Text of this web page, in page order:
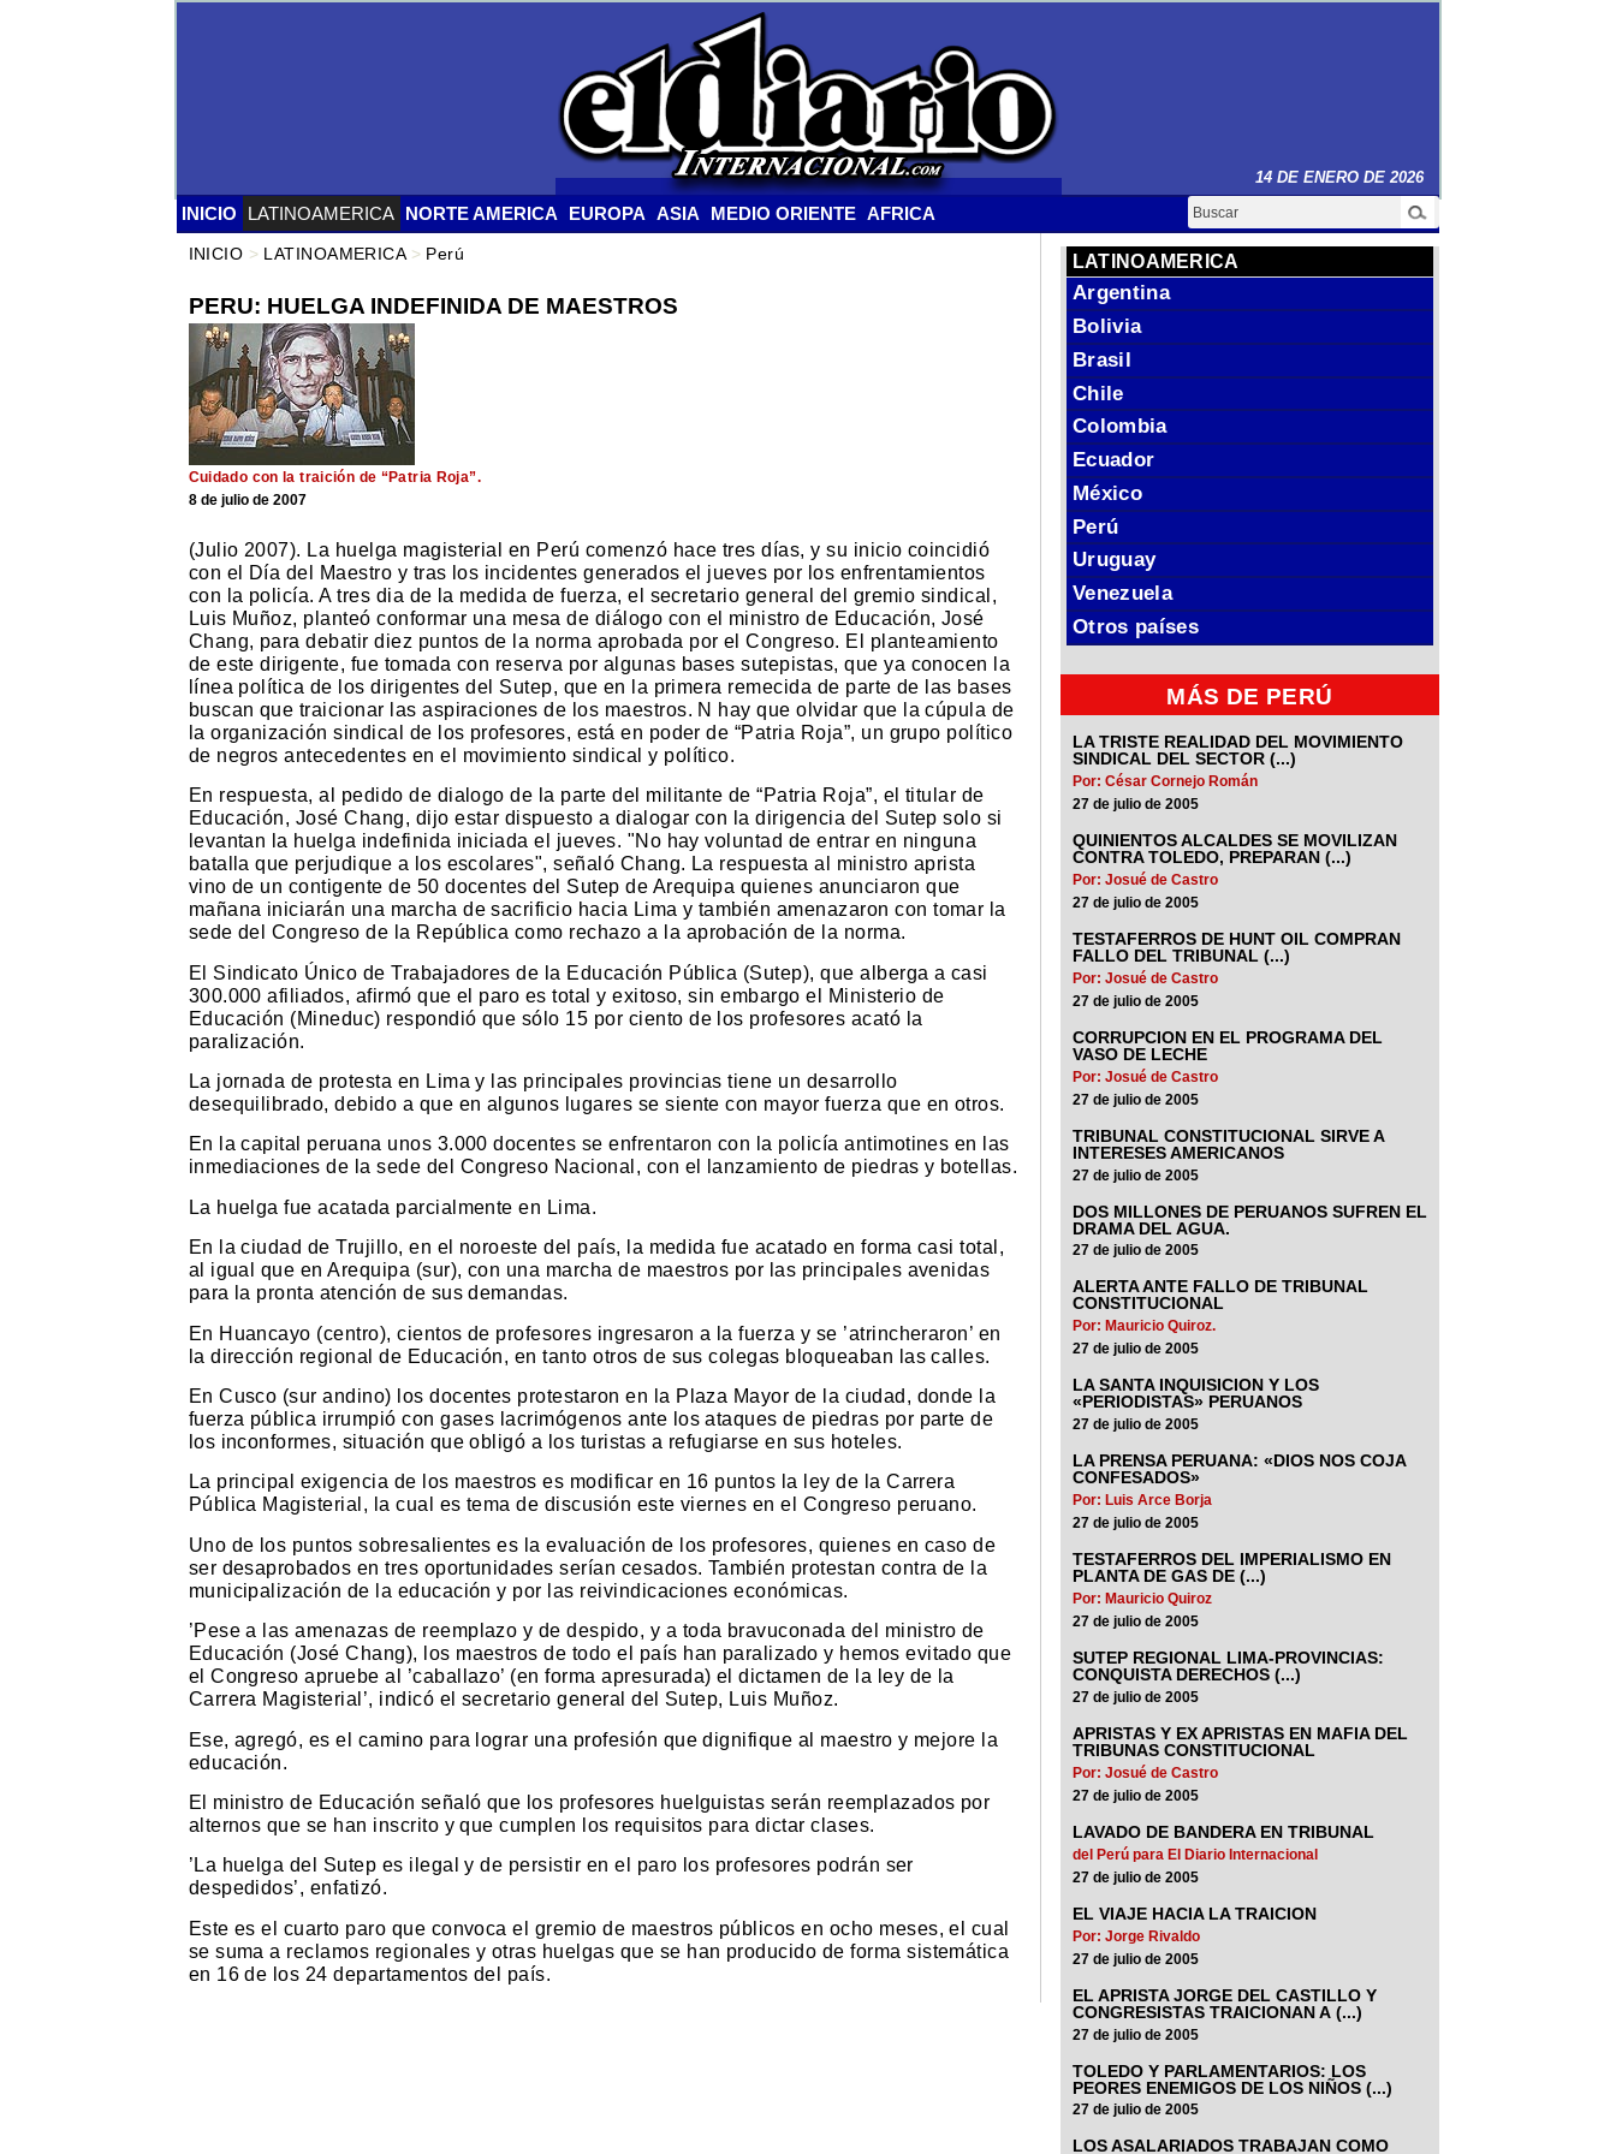
14 DE ENERO DE 2026
INICIO LATINOAMERICA NORTE AMERICA EUROPA ASIA MEDIO ORIENTE AFRICA Buscar
INICIO > LATINOAMERICA> Perú
PERU: HUELGA INDEFINIDA DE MAESTROS
Cuidado con la traición de “Patria Roja”.
8 de julio de 2007
(Julio 2007). La huelga magisterial en Perú comenzó hace tres días, y su inicio coincidió
con el Día del Maestro y tras los incidentes generados el jueves por los enfrentamientos
con la policía. A tres dia de la medida de fuerza, el secretario general del gremio sindical,
Luis Muñoz, planteó conformar una mesa de diálogo con el ministro de Educación, José
Chang, para debatir diez puntos de la norma aprobada por el Congreso. El planteamiento
de este dirigente, fue tomada con reserva por algunas bases sutepistas, que ya conocen la
línea política de los dirigentes del Sutep, que en la primera remecida de parte de las bases
buscan que traicionar las aspiraciones de los maestros. N hay que olvidar que la cúpula de
la organización sindical de los profesores, está en poder de “Patria Roja”, un grupo político
de negros antecedentes en el movimiento sindical y político.
En respuesta, al pedido de dialogo de la parte del militante de “Patria Roja”, el titular de
Educación, José Chang, dijo estar dispuesto a dialogar con la dirigencia del Sutep solo si
levantan la huelga indefinida iniciada el jueves. "No hay voluntad de entrar en ninguna
batalla que perjudique a los escolares", señaló Chang. La respuesta al ministro aprista
vino de un contigente de 50 docentes del Sutep de Arequipa quienes anunciaron que
mañana iniciarán una marcha de sacrificio hacia Lima y también amenazaron con tomar la
sede del Congreso de la República como rechazo a la aprobación de la norma.
El Sindicato Único de Trabajadores de la Educación Pública (Sutep), que alberga a casi
300.000 afiliados, afirmó que el paro es total y exitoso, sin embargo el Ministerio de
Educación (Mineduc) respondió que sólo 15 por ciento de los profesores acató la
paralización.
La jornada de protesta en Lima y las principales provincias tiene un desarrollo
desequilibrado, debido a que en algunos lugares se siente con mayor fuerza que en otros.
En la capital peruana unos 3.000 docentes se enfrentaron con la policía antimotines en las
inmediaciones de la sede del Congreso Nacional, con el lanzamiento de piedras y botellas.
La huelga fue acatada parcialmente en Lima.
En la ciudad de Trujillo, en el noroeste del país, la medida fue acatado en forma casi total,
al igual que en Arequipa (sur), con una marcha de maestros por las principales avenidas
para la pronta atención de sus demandas.
En Huancayo (centro), cientos de profesores ingresaron a la fuerza y se ’atrincheraron’ en
la dirección regional de Educación, en tanto otros de sus colegas bloqueaban las calles.
En Cusco (sur andino) los docentes protestaron en la Plaza Mayor de la ciudad, donde la
fuerza pública irrumpió con gases lacrimógenos ante los ataques de piedras por parte de
los inconformes, situación que obligó a los turistas a refugiarse en sus hoteles.
La principal exigencia de los maestros es modificar en 16 puntos la ley de la Carrera
Pública Magisterial, la cual es tema de discusión este viernes en el Congreso peruano.
Uno de los puntos sobresalientes es la evaluación de los profesores, quienes en caso de
ser desaprobados en tres oportunidades serían cesados. También protestan contra de la
municipalización de la educación y por las reivindicaciones económicas.
’Pese a las amenazas de reemplazo y de despido, y a toda bravuconada del ministro de
Educación (José Chang), los maestros de todo el país han paralizado y hemos evitado que
el Congreso apruebe al ’caballazo’ (en forma apresurada) el dictamen de la ley de la
Carrera Magisterial’, indicó el secretario general del Sutep, Luis Muñoz.
Ese, agregó, es el camino para lograr una profesión que dignifique al maestro y mejore la
educación.
El ministro de Educación señaló que los profesores huelguistas serán reemplazados por
alternos que se han inscrito y que cumplen los requisitos para dictar clases.
’La huelga del Sutep es ilegal y de persistir en el paro los profesores podrán ser
despedidos’, enfatizó.
Este es el cuarto paro que convoca el gremio de maestros públicos en ocho meses, el cual
se suma a reclamos regionales y otras huelgas que se han producido de forma sistemática
en 16 de los 24 departamentos del país.
LATINOAMERICA
Argentina
Bolivia
Brasil
Chile
Colombia
Ecuador
México
Perú
Uruguay
Venezuela
Otros países
MÁS DE PERÚ
LA TRISTE REALIDAD DEL MOVIMIENTO
SINDICAL DEL SECTOR (...)
Por: César Cornejo Román
27 de julio de 2005
QUINIENTOS ALCALDES SE MOVILIZAN
CONTRA TOLEDO, PREPARAN (...)
Por: Josué de Castro
27 de julio de 2005
TESTAFERROS DE HUNT OIL COMPRAN
FALLO DEL TRIBUNAL (...)
Por: Josué de Castro
27 de julio de 2005
CORRUPCION EN EL PROGRAMA DEL
VASO DE LECHE
Por: Josué de Castro
27 de julio de 2005
TRIBUNAL CONSTITUCIONAL SIRVE A
INTERESES AMERICANOS
27 de julio de 2005
DOS MILLONES DE PERUANOS SUFREN EL
DRAMA DEL AGUA.
27 de julio de 2005
ALERTA ANTE FALLO DE TRIBUNAL
CONSTITUCIONAL
Por: Mauricio Quiroz.
27 de julio de 2005
LA SANTA INQUISICION Y LOS
«PERIODISTAS» PERUANOS
27 de julio de 2005
LA PRENSA PERUANA: «DIOS NOS COJA
CONFESADOS»
Por: Luis Arce Borja
27 de julio de 2005
TESTAFERROS DEL IMPERIALISMO EN
PLANTA DE GAS DE (...)
Por: Mauricio Quiroz
27 de julio de 2005
SUTEP REGIONAL LIMA-PROVINCIAS:
CONQUISTA DERECHOS (...)
27 de julio de 2005
APRISTAS Y EX APRISTAS EN MAFIA DEL
TRIBUNAS CONSTITUCIONAL
Por: Josué de Castro
27 de julio de 2005
LAVADO DE BANDERA EN TRIBUNAL
del Perú para El Diario Internacional
27 de julio de 2005
EL VIAJE HACIA LA TRAICION
Por: Jorge Rivaldo
27 de julio de 2005
EL APRISTA JORGE DEL CASTILLO Y
CONGRESISTAS TRAICIONAN A (...)
27 de julio de 2005
TOLEDO Y PARLAMENTARIOS: LOS
PEORES ENEMIGOS DE LOS NIÑOS (...)
27 de julio de 2005
LOS ASALARIADOS TRABAJAN COMO